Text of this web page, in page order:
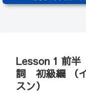
Lesson 1 前
詞 初級編 （
スン）